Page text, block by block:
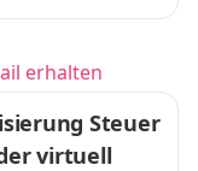
erhalten
Steuer
virtuell